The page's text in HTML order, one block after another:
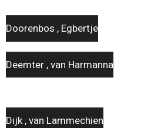
Doorenbos , Egbertje
Deemter , van Harmanna
Dijk , van Lammechien